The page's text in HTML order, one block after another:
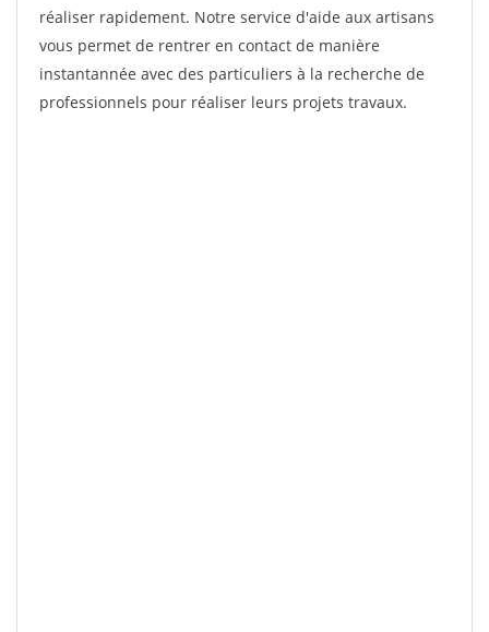
réaliser rapidement. Notre service d'aide aux artisans
vous permet de rentrer en contact de manière
instantannée avec des particuliers à la recherche de
professionnels pour réaliser leurs projets travaux.